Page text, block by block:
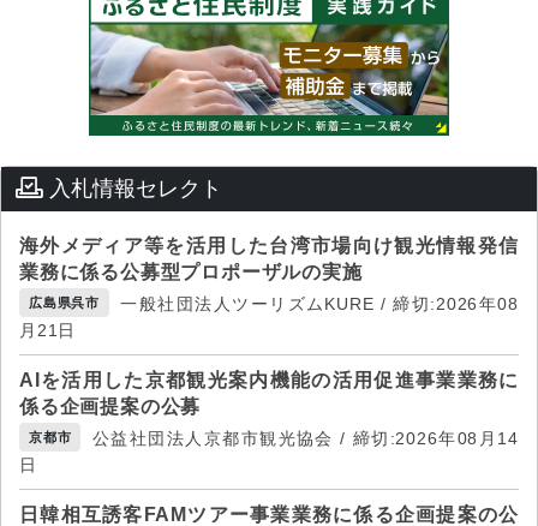
入札情報セレクト
海外メディア等を活用した台湾市場向け観光情報発信
業務に係る公募型プロポーザルの実施
広島県呉市
一般社団法人ツーリズムKURE / 締切:2026年08
月21日
AIを活用した京都観光案内機能の活用促進事業業務に
係る企画提案の公募
京都市
公益社団法人京都市観光協会 / 締切:2026年08月14
日
日韓相互誘客FAMツアー事業業務に係る企画提案の公